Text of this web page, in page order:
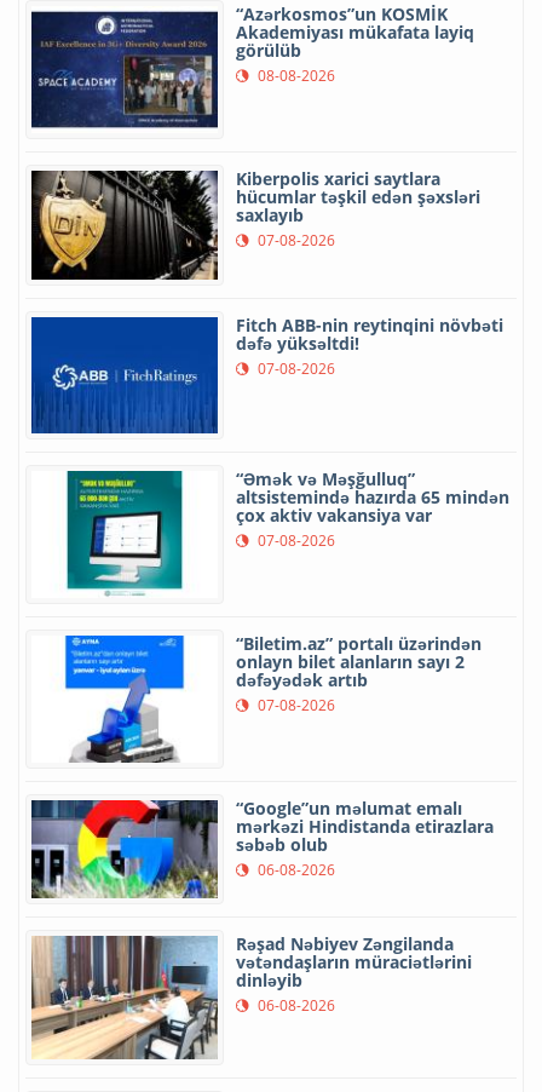
“Azərkosmos”un KOSMİK
Akademiyası mükafata layiq
görülüb
08-08-2026
Kiberpolis xarici saytlara
hücumlar təşkil edən şəxsləri
saxlayıb
07-08-2026
Fitch ABB-nin reytinqini növbəti
dəfə yüksəltdi!
07-08-2026
“Əmək və Məşğulluq”
altsistemində hazırda 65 mindən
çox aktiv vakansiya var
07-08-2026
“Biletim.az” portalı üzərindən
onlayn bilet alanların sayı 2
dəfəyədək artıb
07-08-2026
“Google”un məlumat emalı
mərkəzi Hindistanda etirazlara
səbəb olub
06-08-2026
Rəşad Nəbiyev Zəngilanda
vətəndaşların müraciətlərini
dinləyib
06-08-2026